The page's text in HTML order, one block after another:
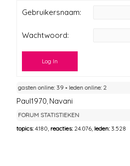
Gebruikersnaam:
Wachtwoord:
Log In
gasten online: 39 ▪︎ leden online: 2
Paul1970 Navani
FORUM STATISTIEKEN
topics:4.180, reacties: 24.076, leden: 3.528